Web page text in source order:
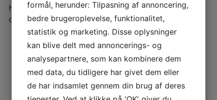
Husk, at bruger du flere browsere, skal du slette
cookies i dem alle.
Vejledning i at slette cookies på
Microsoft Internet Explorer
Vejledning i at slette cookies på
Microsoft Edge
Vejledning i at slette cookies på Safari
formål, herunder: Tilpasning af annoncering,
bedre brugeroplevelse, funktionalitet,
statistik og marketing. Disse oplysninger
kan blive delt med annoncerings- og
analysepartnere, som kan kombinere dem
med data, du tidligere har givet dem eller
de har indsamlet gennem din brug af deres